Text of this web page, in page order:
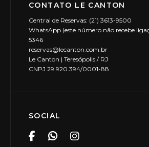
CONTATO LE CANTON
Central de Reservas: (21) 3613-9500
WhatsApp (este número não recebe
5346
reservas@lecanton.com.br
Le Canton | Teresópolis / RJ
CNPJ 29.920.394/0001-88
SOCIAL